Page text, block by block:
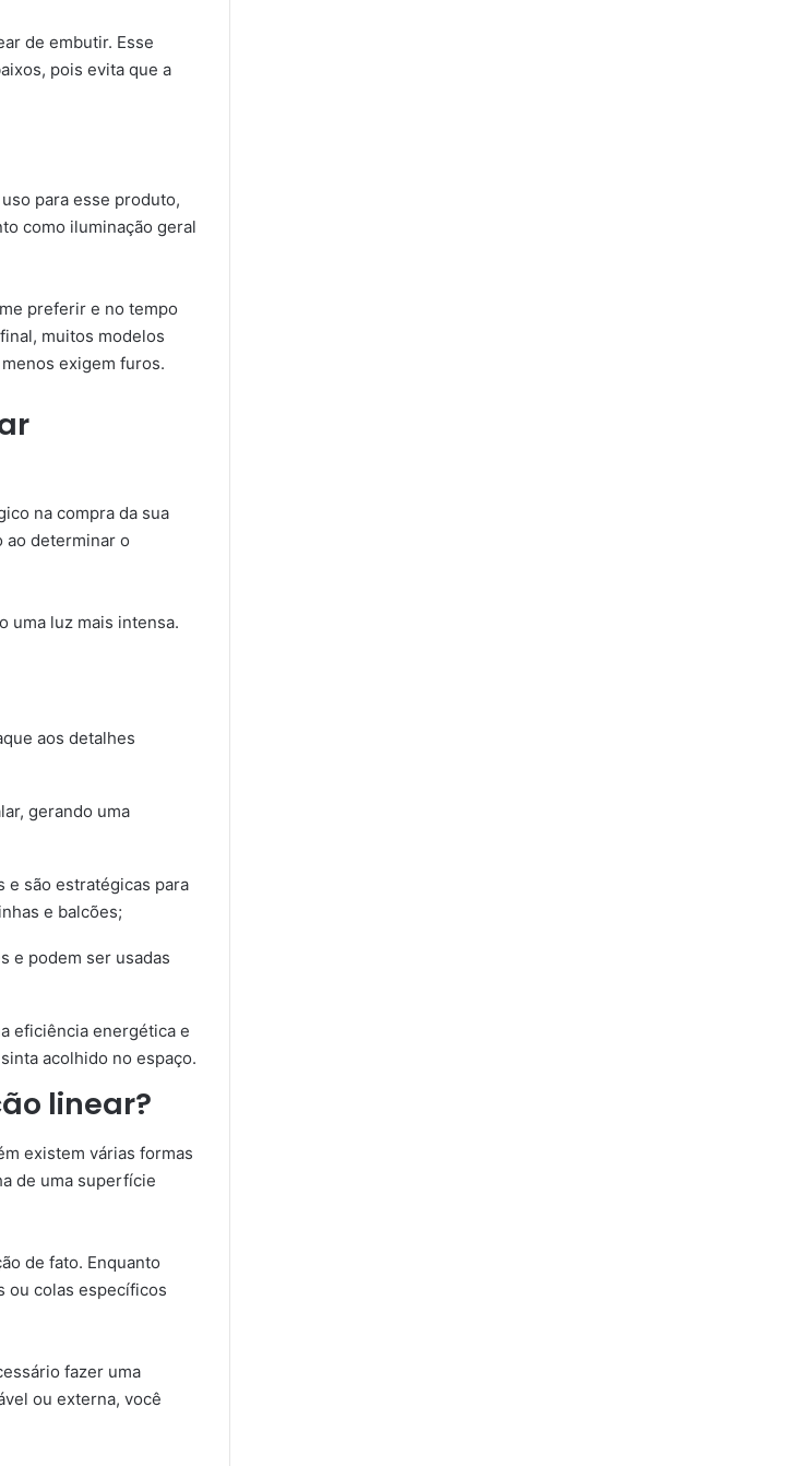
de embutir. Esse
pois evita que a
para esse produto,
como iluminação geral
preferir e no tempo
muitos modelos
exigem furos.
na compra da sua
ao determinar o
uma luz mais intensa.
aos detalhes
gerando uma
e são estratégicas para
e balcões;
e podem ser usadas
eficiência energética e
acolhido no espaço.
linear?
existem várias formas
de uma superfície
de fato. Enquanto
ou colas específicos
fazer uma
ou externa, você